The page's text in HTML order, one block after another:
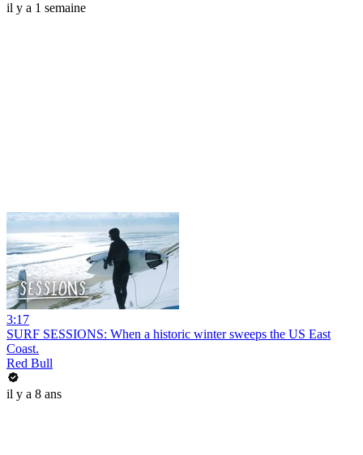
il y a 1 semaine
3:17
SURF SESSIONS: When a historic winter sweeps the US East
Coast.
Red Bull
il y a 8 ans